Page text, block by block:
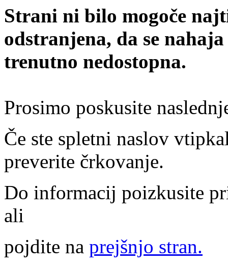
Strani ni bilo mogoče
odstranjena, da se
trenutno nedostopna.
Prosimo poskusite
Če ste spletni naslov
preverite črkovanje.
Do informacij poizkusite
ali
pojdite na prejšnjo stran.